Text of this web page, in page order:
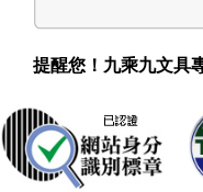
提醒您！九乘九文具